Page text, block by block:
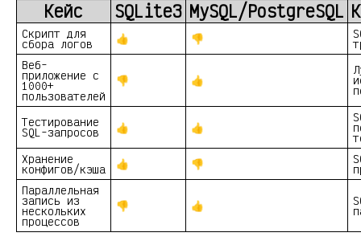
Кейс SQLite3 MySQL/PostgreSQL
Скрипт для
сбора логов 👍 👎
Веб-
приложение с
1000+
пользователей
👎 👍
Тестирование
SQL-запросов 👍 👍
Хранение
конфигов/кэша 👍 👎
Параллельная
запись из
нескольких
процессов
👎 👍